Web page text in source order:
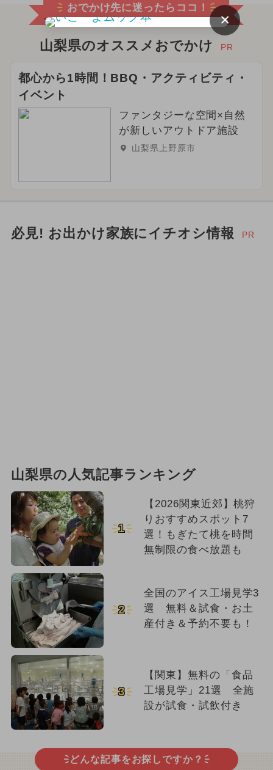
おでかけ先に迷ったらココ！
山梨県のオススメおでかけ PR
都心から1時間！BBQ・アクティビティ・
イベント
ファンタジーな空間×自然
が新しいアウトドア施設
山梨県上野原市
必見! お出かけ家族にイチオシ情報 PR
山梨県の人気記事ランキング
1
【2026関東近郊】桃狩
りおすすめスポット7
選！もぎたて桃を時間
無制限の食べ放題も
2
全国のアイス工場見学3
選 無料＆試食・お土
産付き＆予約不要も！
3
【関東】無料の「食品
工場見学」21選 全施
設が試食・試飲付き
どんな記事をお探しですか？
×